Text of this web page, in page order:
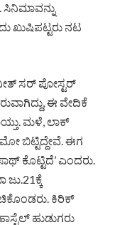
ಖುಷಿಪಟ್ಟರು ನಟ
ಸರ್‌ ಪೋಸ್ಟರ್‌
ಈ ವೇದಿಕೆ
ಮಳೆ, ಲಾಕ್‌
ಬಿಟ್ಟಿದ್ದೇವೆ. ಈಗ
ಕೊಟ್ಟಿದೆ’ ಎಂದರು.
ಕಿರಿಕ್‌
ಹುಡುಗರು